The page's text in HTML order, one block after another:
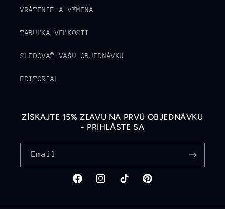
VRÁTENIE A VÝMENA
TABUĽKA VEĽKOSTI
SLEDOVAŤ VAŠU OBJEDNÁVKU
EDITORIAL
ZÍSKAJTE 15% ZĽAVU NA PRVÚ OBJEDNÁVKU
- PRIHLÁSTE SA
Email
FacebookInstagramTikTokPinterest